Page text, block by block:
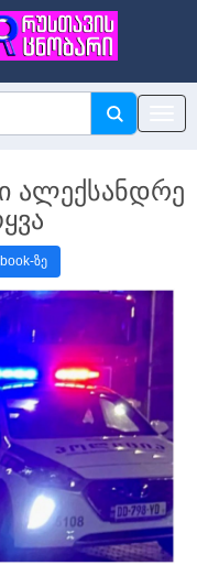
ალექსანდრე
ზე